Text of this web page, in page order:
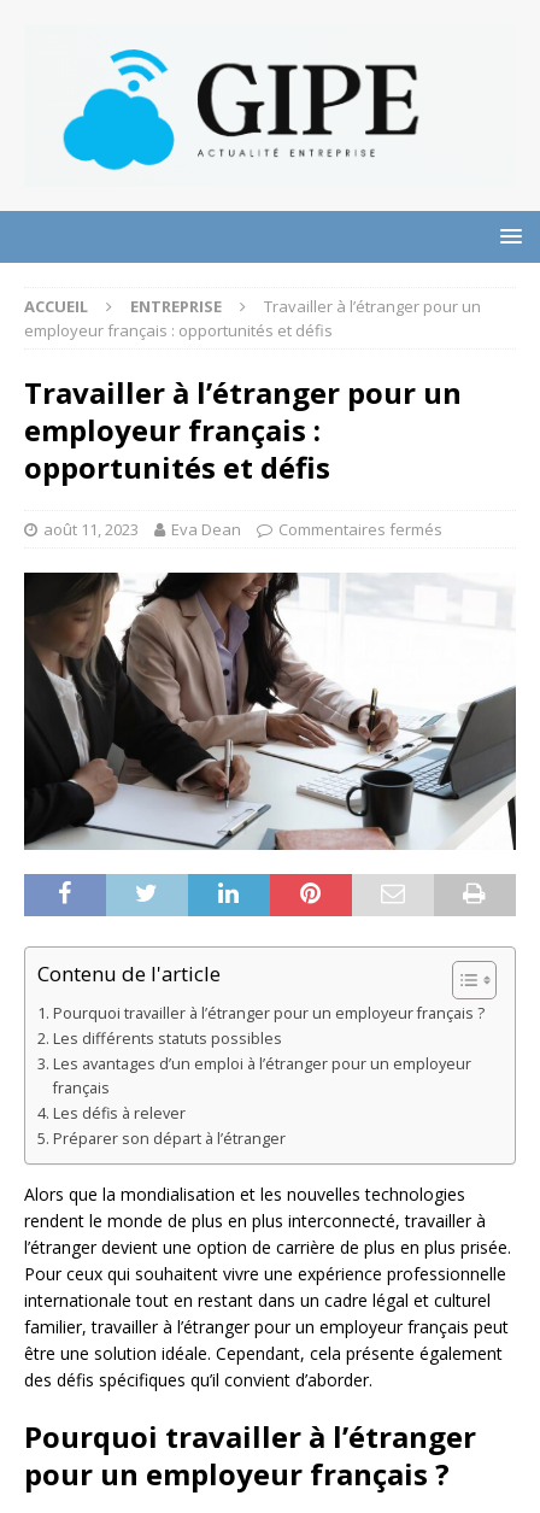
ACCUEIL ENTREPRISE
Travailler à l’étranger pour un
employeur français : opportunités et défis
Travailler à l’étranger pour un
employeur français :
opportunités et défis
août 11, 2023 Eva Dean Commentaires fermés
Contenu de l'article
Pourquoi travailler à l’étranger pour un employeur français ?
Les différents statuts possibles
Les avantages d’un emploi à l’étranger pour un employeur
français
Les défis à relever
Préparer son départ à l’étranger
Alors que la mondialisation et les nouvelles technologies
rendent le monde de plus en plus interconnecté, travailler à
l’étranger devient une option de carrière de plus en plus prisée.
Pour ceux qui souhaitent vivre une expérience professionnelle
internationale tout en restant dans un cadre légal et culturel
familier, travailler à l’étranger pour un employeur français peut
être une solution idéale. Cependant, cela présente également
des défis spécifiques qu’il convient d’aborder.
Pourquoi travailler à l’étranger
pour un employeur français ?